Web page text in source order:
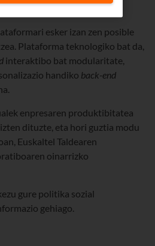
nagusien standak ikusi.
esker izan zen posible
Plataforma teknologiko bat da,
interaktibo bat modularitate,
handiko back-end
enpresaren produktibitatea
dituzte, eta hori guztia modu
Euskaltel Taldearen
oinarrizko
gure politika sozial
gehiago.